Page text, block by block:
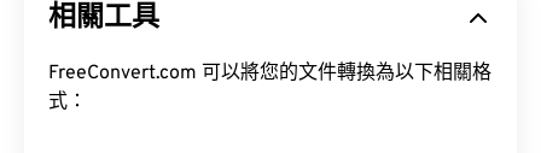
相關工具
FreeConvert.com 可以將您的文件轉換為以下相關格
式：